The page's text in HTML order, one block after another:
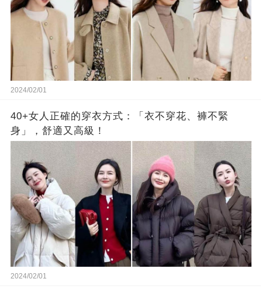
2024/02/01
40+女人正確的穿衣方式：「衣不穿花、褲不緊
身」，舒適又高級！
2024/02/01